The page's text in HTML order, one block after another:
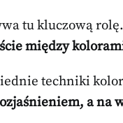
tu kluczową rolę.
między
techniki
a na